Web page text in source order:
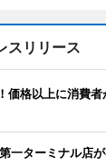
スリリース
価格以上に消費
一ターミナル店